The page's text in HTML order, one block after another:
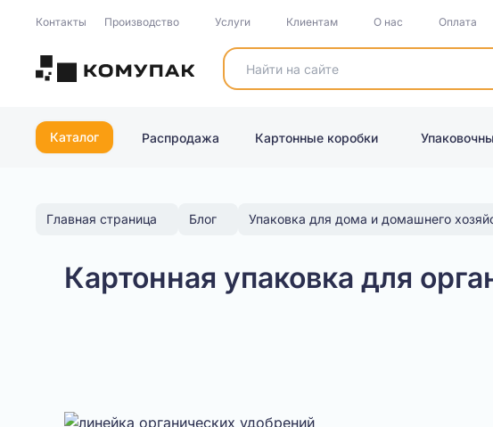
Контакты Производство Услуги Клиентам О нас Оплата
Каталог Распродажа Картонные коробки
Главная страница Блог Упаковка для дома и домашнего
Картонная упаковка для